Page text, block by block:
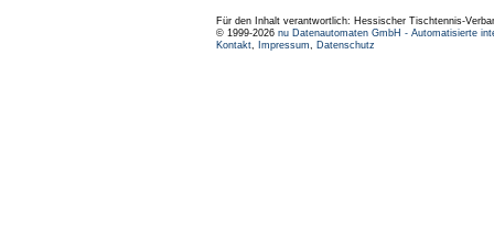
Für den Inhalt verantwortlich: Hessischer Tischtennis-
© 1999-2026 nu Datenautomaten GmbH - Automatisierte
Kontakt, Impressum, Datenschutz